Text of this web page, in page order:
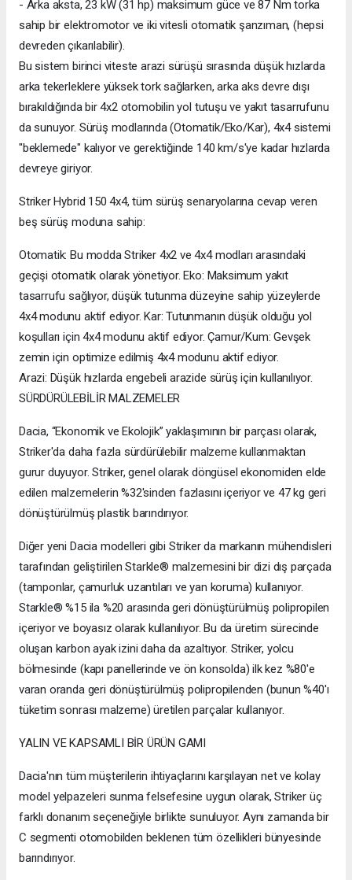
- Arka aksta, 23 kW (31 hp) maksimum güce ve 87 Nm torka
sahip bir elektromotor ve iki vitesli otomatik şanzıman, (hepsi
devreden çıkarılabilir).
Bu sistem birinci viteste arazi sürüşü sırasında düşük hızlarda
arka tekerleklere yüksek tork sağlarken, arka aks devre dışı
bırakıldığında bir 4x2 otomobilin yol tutuşu ve yakıt tasarrufunu
da sunuyor. Sürüş modlarında (Otomatik/Eko/Kar), 4x4 sistemi
"beklemede" kalıyor ve gerektiğinde 140 km/s'ye kadar hızlarda
devreye giriyor.
Striker Hybrid 150 4x4, tüm sürüş senaryolarına cevap veren
beş sürüş moduna sahip:
Otomatik: Bu modda Striker 4x2 ve 4x4 modları arasındaki
geçişi otomatik olarak yönetiyor. Eko: Maksimum yakıt
tasarrufu sağlıyor, düşük tutunma düzeyine sahip yüzeylerde
4x4 modunu aktif ediyor. Kar: Tutunmanın düşük olduğu yol
koşulları için 4x4 modunu aktif ediyor. Çamur/Kum: Gevşek
zemin için optimize edilmiş 4x4 modunu aktif ediyor.
Arazi: Düşük hızlarda engebeli arazide sürüş için kullanılıyor.
SÜRDÜRÜLEBİLİR MALZEMELER
Dacia, “Ekonomik ve Ekolojik” yaklaşımının bir parçası olarak,
Striker'da daha fazla sürdürülebilir malzeme kullanmaktan
gurur duyuyor. Striker, genel olarak döngüsel ekonomiden elde
edilen malzemelerin %32'sinden fazlasını içeriyor ve 47 kg geri
dönüştürülmüş plastik barındırıyor.
Diğer yeni Dacia modelleri gibi Striker da markanın mühendisleri
tarafından geliştirilen Starkle® malzemesini bir dizi dış parçada
(tamponlar, çamurluk uzantıları ve yan koruma) kullanıyor.
Starkle® %15 ila %20 arasında geri dönüştürülmüş polipropilen
içeriyor ve boyasız olarak kullanılıyor. Bu da üretim sürecinde
oluşan karbon ayak izini daha da azaltıyor. Striker, yolcu
bölmesinde (kapı panellerinde ve ön konsolda) ilk kez %80'e
varan oranda geri dönüştürülmüş polipropilenden (bunun %40'ı
tüketim sonrası malzeme) üretilen parçalar kullanıyor.
YALIN VE KAPSAMLI BİR ÜRÜN GAMI
Dacia'nın tüm müşterilerin ihtiyaçlarını karşılayan net ve kolay
model yelpazeleri sunma felsefesine uygun olarak, Striker üç
farklı donanım seçeneğiyle birlikte sunuluyor. Aynı zamanda bir
C segmenti otomobilden beklenen tüm özellikleri bünyesinde
barındırıyor.